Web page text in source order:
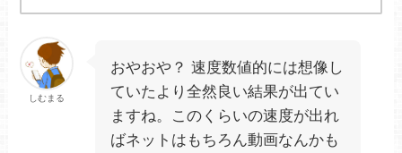
しむまる
おやおや？ 速度数値的には想像し
ていたより全然良い結果が出てい
ますね。このくらいの速度が出れ
ばネットはもちろん動画なんかも